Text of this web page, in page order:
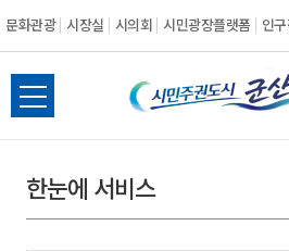
문화관광 시장실 시의회 시민광장플랫폼 인
시
민
전
체
뉴
열
한눈에 서비스